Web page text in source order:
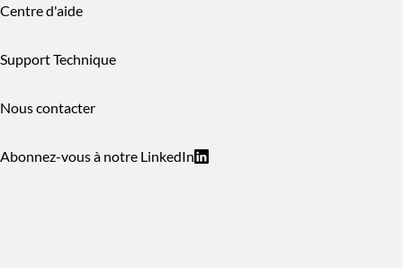
Centre d'aide
Support Technique
Nous contacter
Abonnez-vous à notre LinkedIn